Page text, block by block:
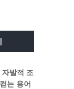
발적 조
는 용어